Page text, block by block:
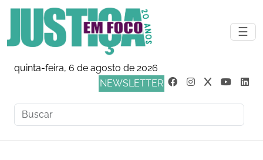
☰
quinta-feira, 6 de agosto de 2026
NEWSLETTER